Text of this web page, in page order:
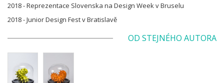
2018 - Reprezentace Slovenska na Design Week v Bruselu
2018 - Junior Design Fest v Bratislavě
OD STEJNÉHO AUTORA